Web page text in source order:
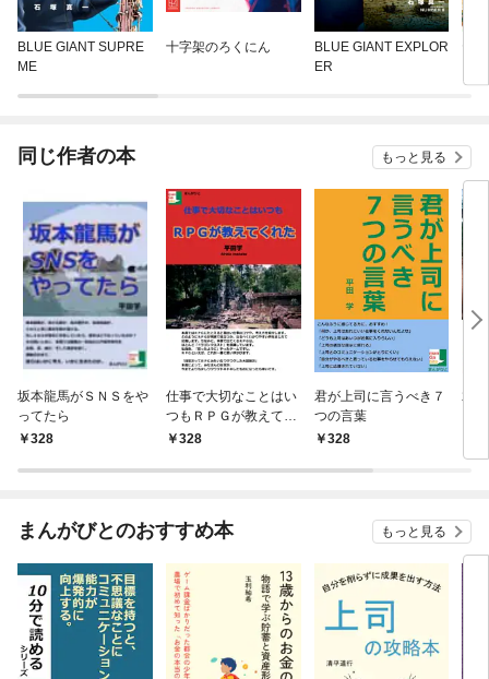
BLUE GIANT SUPRE
ME
十字架のろくにん
BLUE GIANT EXPLOR
ER
同じ作者の本 もっと見る
坂本龍馬がＳＮＳをや
ってたら
328
仕事で大切なことはい
つもＲＰＧが教えてく
れた328
君が上司に言うべき７
つの言葉
328
君
る
まんがびとのおすすめ本 もっと見る